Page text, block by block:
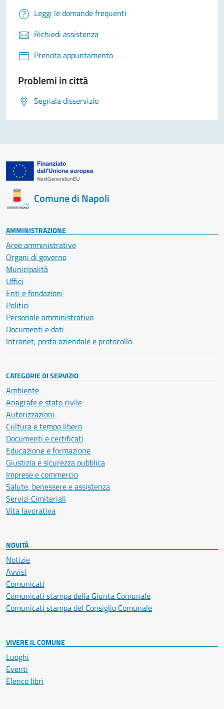
Leggi le domande frequenti
Richiedi assistenza
Prenota appuntamento
Problemi in città
Segnala disservizio
Comune di Napoli
AMMINISTRAZIONE
Aree amministrative
Organi di governo
Municipalità
Uffici
Enti e fondazioni
Politici
Personale amministrativo
Documenti e dati
Intranet, posta aziendale e protocollo
CATEGORIE DI SERVIZIO
Ambiente
Anagrafe e stato civile
Autorizzazioni
Cultura e tempo libero
Documenti e certificati
Educazione e formazione
Giustizia e sicurezza pubblica
Imprese e commercio
Salute, benessere e assistenza
Servizi Cimiteriali
Vita lavorativa
NOVITÀ
Notizie
Avvisi
Comunicati
Comunicati stampa della Giunta Comunale
Comunicati stampa del Consiglio Comunale
VIVERE IL COMUNE
Luoghi
Eventi
Elenco libri